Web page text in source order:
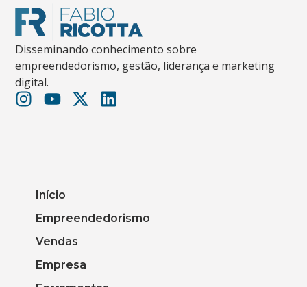
Disseminando conhecimento sobre
empreendedorismo, gestão, liderança e marketing
digital.
Início
Empreendedorismo
Vendas
Empresa